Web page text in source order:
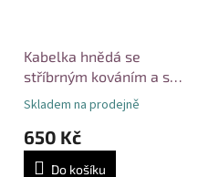
Kabelka hnědá se
stříbrným kováním a s
pevnou konstrukcí
Skladem na prodejně
650 Kč
Do košíku